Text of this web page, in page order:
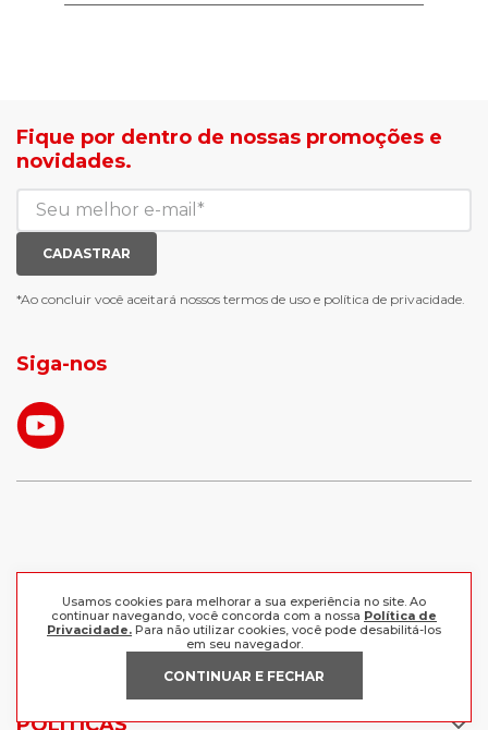
Usamos cookies para melhorar a sua experiência no site. Ao
continuar navegando, você concorda com a nossa Política de
Privacidade. Para não utilizar cookies, você pode desabilitá-los
em seu navegador.
CONTINUAR E FECHAR
agasalho masculino
blusa biamar
casaco biamar
jaqueta puffer feminina
calças femininas
roupas com desconto
mochilas e gym sack
Fique por dentro de nossas promoções e
novidades.
CADASTRAR
*Ao concluir você aceitará nossos termos de uso e política de privacidade.
Siga-nos
lojas, ou receba em casa comprando as melhores marcas aqui.
Frete grátis a partir de R$199 para o Sul e Sudeste.
INSTITUCIONAL
POLÍTICAS